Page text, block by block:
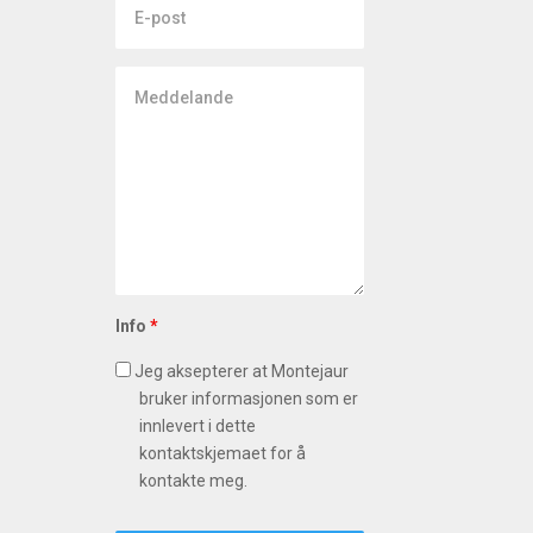
post
Info *
Jeg aksepterer at Montejaur
bruker informasjonen som er
innlevert i dette
kontaktskjemaet for å
kontakte meg.